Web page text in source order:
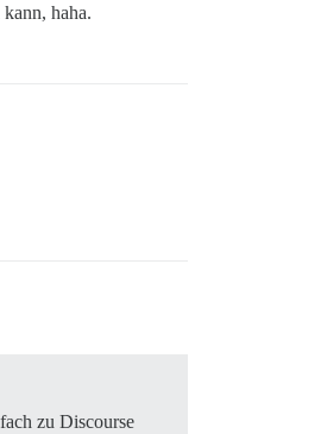
haha.
zu Discourse